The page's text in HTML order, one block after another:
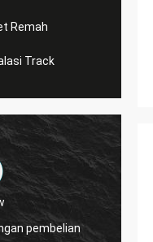
Remah
Track
pembelian